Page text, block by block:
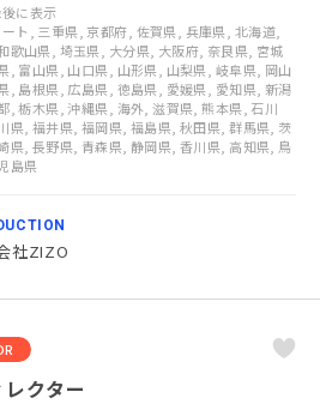
に表示
ト, 三重県, 京都府, 佐賀県, 兵庫県, 北海道,
歌山県, 埼玉県, 大分県, 大阪府, 奈良県, 宮城
, 富山県, 山口県, 山形県, 山梨県, 岐阜県, 岡山
, 島根県, 広島県, 徳島県, 愛媛県, 愛知県, 新潟
, 栃木県, 沖縄県, 海外, 滋賀県, 熊本県, 石川
県, 福井県, 福岡県, 福島県, 秋田県, 群馬県, 茨
県, 長野県, 青森県, 静岡県, 香川県, 高知県, 鳥
島県
社ZIZO
クター